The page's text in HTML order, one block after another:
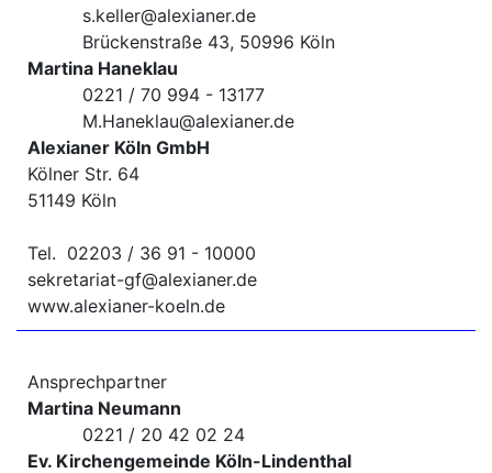
s.keller@alexianer.de
Brückenstraße 43, 50996 Köln
Martina Haneklau
0221 / 70 994 - 13177
M.Haneklau@alexianer.de
Alexianer Köln GmbH
Kölner Str. 64
51149 Köln
Tel. 02203 / 36 91 - 10000
sekretariat-gf@alexianer.de
www.alexianer-koeln.de
Ansprechpartner
Martina Neumann
0221 / 20 42 02 24
Ev. Kirchengemeinde Köln-Lindenthal